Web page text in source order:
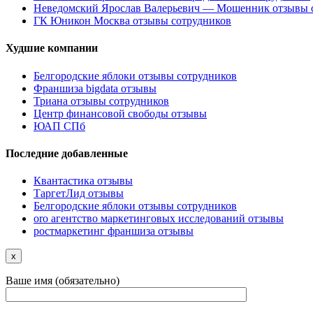
Неведомский Ярослав Валерьевич — Мошенник отзывы
ГК Юникон Москва отзывы сотрудников
Худшие компании
Белгородские яблоки отзывы сотрудников
Франшиза bigdata отзывы
Триана отзывы сотрудников
Центр финансовой свободы отзывы
ЮАП СПб
Последние добавленные
Квантастика отзывы
ТаргетЛид отзывы
Белгородские яблоки отзывы сотрудников
oro агентство маркетинговых исследований отзывы
ростмаркетинг франшиза отзывы
x
Ваше имя (обязательно)